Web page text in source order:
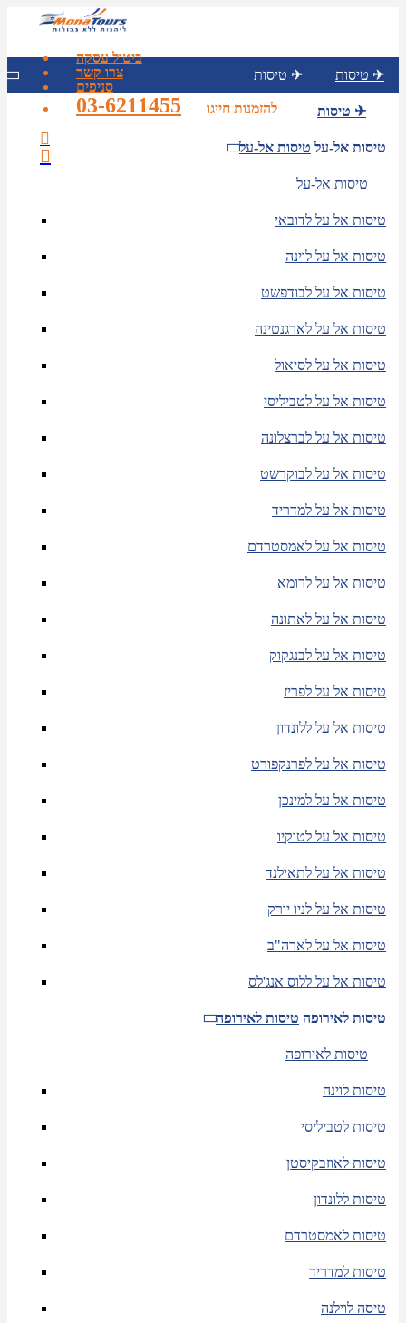
ביטול עסקה
צרו קשר
סניפים
להזמנות חייגו
03-6211455
טיסות ✈ טיסות ✈
טיסות ✈
טיסות אל-על טיסות אל-על
טיסות אל-על
טיסות אל על לדובאי
טיסות אל על לוינה
טיסות אל על לבודפשט
טיסות אל על לארגנטינה
טיסות אל על לסיאול
טיסות אל על לטביליסי
טיסות אל על לברצלונה
טיסות אל על לבוקרשט
טיסות אל על למדריד
טיסות אל על לאמסטרדם
טיסות אל על לרומא
טיסות אל על לאתונה
טיסות אל על לבנגקוק
טיסות אל על לפריז
טיסות אל על ללונדון
טיסות אל על לפרנקפורט
טיסות אל על למינכן
טיסות אל על לטוקיו
טיסות אל על לתאילנד
טיסות אל על לניו יורק
טיסות אל על לארה"ב
טיסות אל על ללוס אנג'לס
טיסות לאירופה טיסות לאירופה
טיסות לאירופה
טיסות לוינה
טיסות לטביליסי
טיסות לאוזבקיסטן
טיסות ללונדון
טיסות לאמסטרדם
טיסות למדריד
טיסה לוילנה